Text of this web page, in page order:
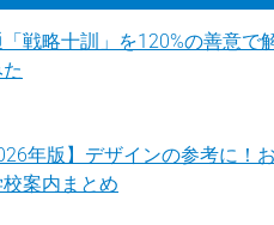
戦略十訓」を120%の善意で
年版】デザインの参考に！
案内まとめ